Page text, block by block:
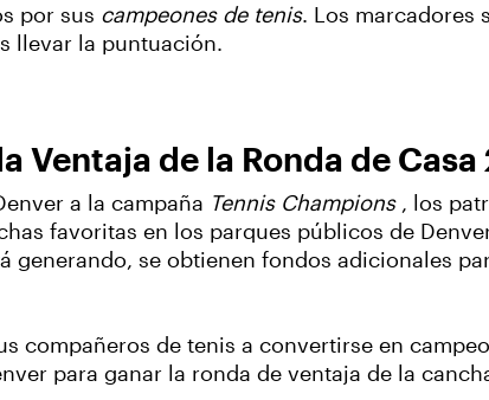
por sus campeones de tenis. Los marcadores
llevar la puntuación.
Ventaja de la Ronda de Casa
a la campaña Tennis Champions, los
favoritas en los parques públicos de
generando, se obtienen fondos adicionales
compañeros de tenis a convertirse en
para ganar la ronda de ventaja de la